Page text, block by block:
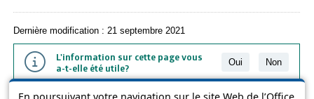
Dernière modification : 21 septembre 2021
L'information sur cette page vous
a-t-elle été utile?
Oui Non